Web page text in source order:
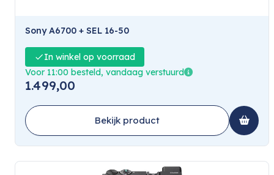
Sony A6700 + SEL 16-50
In winkel op voorraad
Voor 11:00 besteld, vandaag verstuurd
1.499,00
Bekijk product